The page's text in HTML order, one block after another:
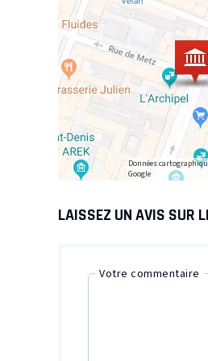
Données
Google
LAISSEZ UN AVIS SUR
Votre commentaire